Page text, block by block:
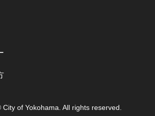
of Yokohama. All rights reserved.